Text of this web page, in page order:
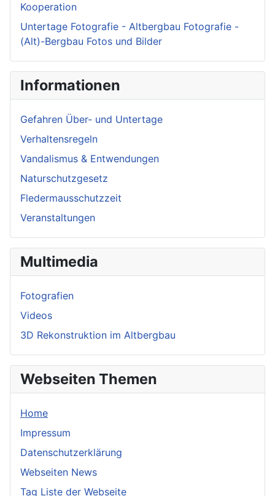
Kooperation
Untertage Fotografie - Altbergbau Fotografie -
(Alt)-Bergbau Fotos und Bilder
Informationen
Gefahren Über- und Untertage
Verhaltensregeln
Vandalismus & Entwendungen
Naturschutzgesetz
Fledermausschutzzeit
Veranstaltungen
Multimedia
Fotografien
Videos
3D Rekonstruktion im Altbergbau
Webseiten Themen
Home
Impressum
Datenschutzerklärung
Webseiten News
Tag Liste der Webseite